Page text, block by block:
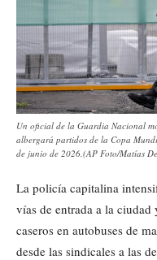
Un oficial de la Guardia Nacional
albergará partidos de la Copa
de junio de 2026.(AP Foto/Matías
La policía capitalina
vías de entrada a la
caseros en autobuses de
desde las sindicales a las